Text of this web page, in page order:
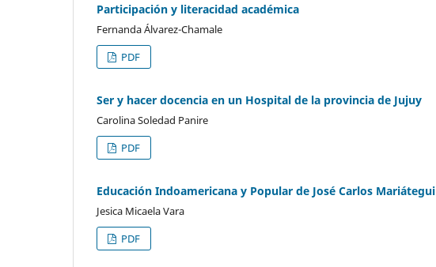
Participación y literacidad académica
Fernanda Álvarez-Chamale
PDF
Ser y hacer docencia en un Hospital de la provincia de Jujuy
Carolina Soledad Panire
PDF
Educación Indoamericana y Popular de José Carlos Mariátegui
Jesica Micaela Vara
PDF